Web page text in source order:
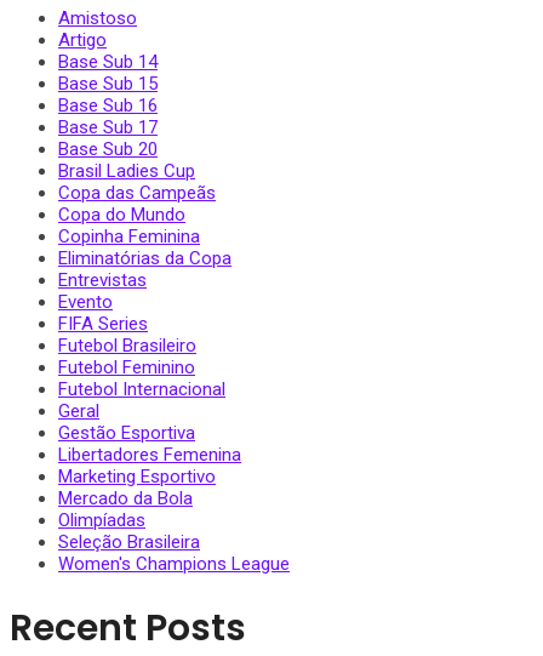
Amistoso
Artigo
Base Sub 14
Base Sub 15
Base Sub 16
Base Sub 17
Base Sub 20
Brasil Ladies Cup
Copa das Campeãs
Copa do Mundo
Copinha Feminina
Eliminatórias da Copa
Entrevistas
Evento
FIFA Series
Futebol Brasileiro
Futebol Feminino
Futebol Internacional
Geral
Gestão Esportiva
Libertadores Femenina
Marketing Esportivo
Mercado da Bola
Olimpíadas
Seleção Brasileira
Women's Champions League
Recent Posts